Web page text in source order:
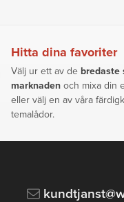
Hitta dina favoriter
Välj ur ett av de bredaste
marknaden och mixa din
eller välj en av våra
temalådor.